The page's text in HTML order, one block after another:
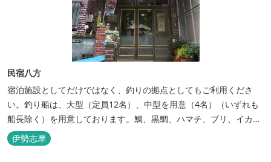
民宿八方
宿泊施設としてだけではなく、釣りの拠点としてもご利用くださ
い。釣り船は、大型（定員12名）、中型を用意（4名）（いずれも
船長除く）を用意しております。鯛、黒鯛、ハマチ、ブリ、イカ
等、お客様のご要望に合わせた漁場にご案内いたします。当店か
ら、徒歩2分です。
伊勢志摩